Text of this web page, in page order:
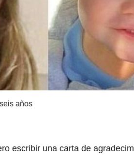
años
escribir una carta de